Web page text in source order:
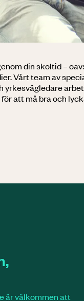
din skoltid –
Vårt team av
att må bra och
är välkommen att